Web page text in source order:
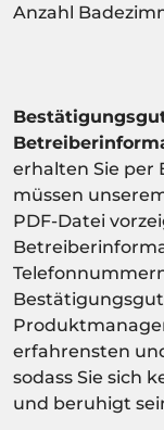
Anzahl
erhalten Sie per
müssen
PDF-Datei
erfahrensten
sodass Sie sich
und beruhigt